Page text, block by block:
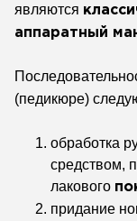
являются
аппаратный
(педикюре)
обработка
средством,
лакового
придание